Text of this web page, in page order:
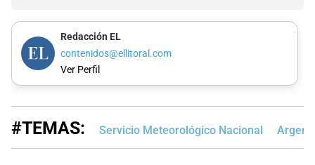
Redacción EL
contenidos@ellitoral.com
Ver Perfil
#TEMAS: Servicio Meteorológico Nacional